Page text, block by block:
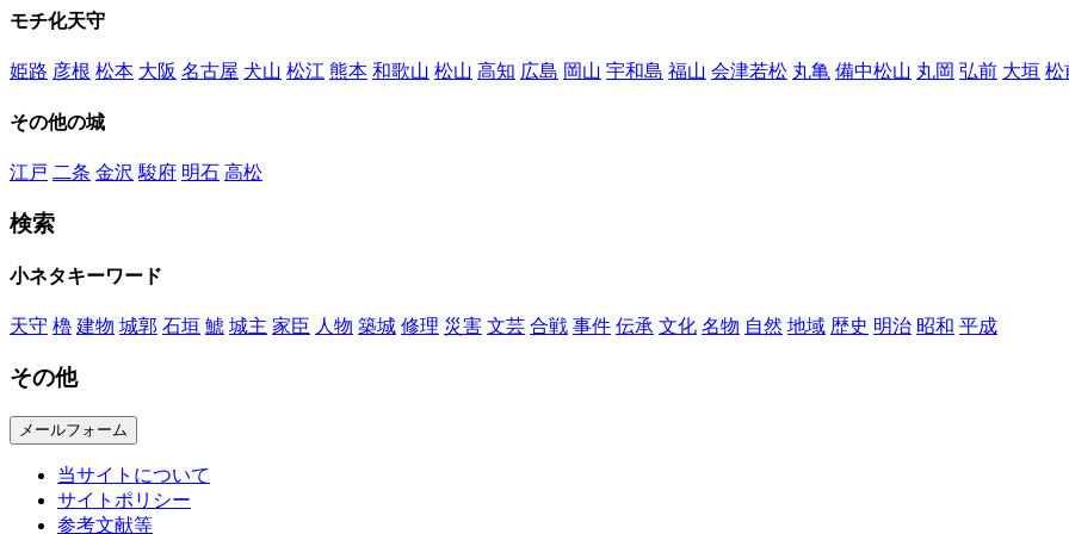
モチ化天守
姫路 彦根 松本 大阪 名古屋 犬山 松江 熊本 和歌山 松山 高知 広島 岡山 宇和島 福山 会津若松 丸亀 備中松山 丸岡 弘前 大垣 松
その他の城
江戸 二条 金沢 駿府 明石 高松
検索
小ネタキーワード
天守 櫓 建物 城郭 石垣 鯱 城主 家臣 人物 築城 修理 災害 文芸 合戦 事件 伝承 文化 名物 自然 地域 歴史 明治 昭和 平成
その他
メールフォーム
当サイトについて
サイトポリシー
参考文献等